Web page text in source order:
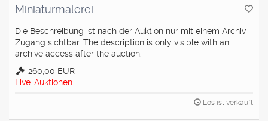
Miniaturmalerei
Die Beschreibung ist nach der Auktion nur mit einem Archiv-
Zugang sichtbar. The description is only visible with an
archive access after the auction.
260,00 EUR
Live-Auktionen
Los ist verkauft